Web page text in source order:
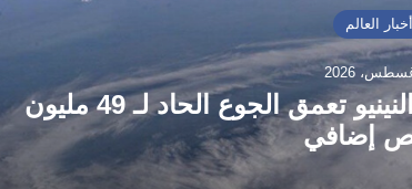
أخبار العالم
برنامج الأغذية العالمي يحذر: النينيو تعمق الجوع الحاد لـ 49 مليون
إضافي